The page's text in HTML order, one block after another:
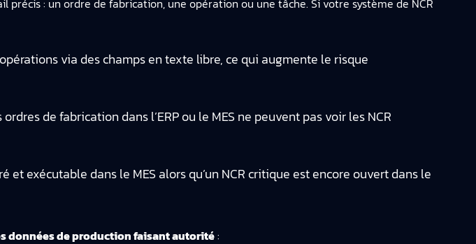
: un ordre de fabrication, une opération ou une tâche. Si votre système de NCR
via des champs en texte libre, ce qui augmente le risque
de fabrication dans l’ERP ou le MES ne peuvent pas voir les NCR
exécutable dans le MES alors qu’un NCR critique est encore ouvert dans le
données de production faisant autorité: